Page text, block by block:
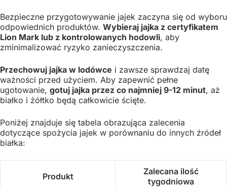
Bezpieczne przygotowywanie jajek zaczyna się od wyboru
odpowiednich produktów. Wybieraj jajka z certyfikatem
Lion Mark lub z kontrolowanych hodowli, aby
zminimalizować ryzyko zanieczyszczenia.
Przechowuj jajka w lodówce i zawsze sprawdzaj datę
ważności przed użyciem. Aby zapewnić pełne
ugotowanie, gotuj jajka przez co najmniej 9-12 minut, aż
białko i żółtko będą całkowicie ścięte.
Poniżej znajduje się tabela obrazująca zalecenia
dotyczące spożycia jajek w porównaniu do innych źródeł
białka:
Produkt
Zalecana ilość
tygodniowa